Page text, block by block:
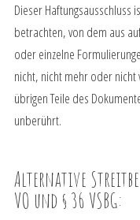
Dieser Haftungsausschluss
betrachten, von dem aus
oder einzelne
nicht, nicht mehr oder
übrigen Teile des
unberührt.
Alternative
VO und § 36 VSBG: